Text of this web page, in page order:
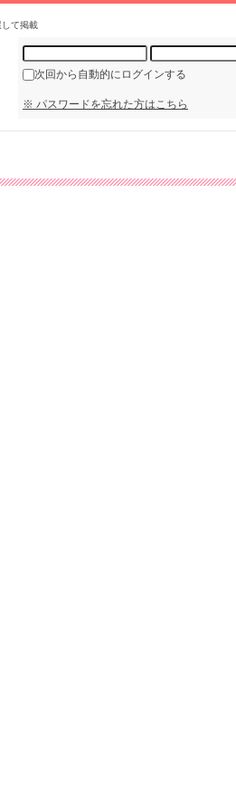
て掲載
次回から自動的にログインする
※ パスワードを忘れた方はこちら